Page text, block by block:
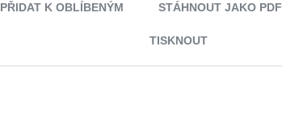
PŘIDAT K OBLÍBENÝM STÁHNOUT JAKO PDF
TISKNOUT